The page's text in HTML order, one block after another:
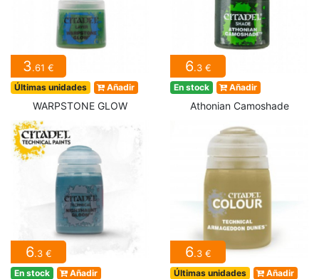
3.61 €
Últimas unidades Añadir
WARPSTONE GLOW
6.3 €
En stock Añadir
Athonian Camoshade
6.3 €
En stock Añadir
6.3 €
Últimas unidades Añadir